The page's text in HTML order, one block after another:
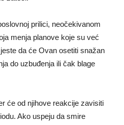
prilici, neočekivanom
menja planove koje su već
jeste da će Ovan osetiti snažan
do uzbuđenja ili čak blage
će od njihove reakcije zavisiti
Ako uspeju da smire